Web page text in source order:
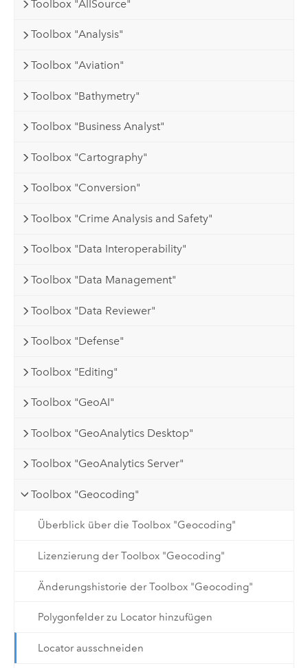
Toolbox "AllSource"
Toolbox "Analysis"
Toolbox "Aviation"
Toolbox "Bathymetry"
Toolbox "Business Analyst"
Toolbox "Cartography"
Toolbox "Conversion"
Toolbox "Crime Analysis and Safety"
Toolbox "Data Interoperability"
Toolbox "Data Management"
Toolbox "Data Reviewer"
Toolbox "Defense"
Toolbox "Editing"
Toolbox "GeoAI"
Toolbox "GeoAnalytics Desktop"
Toolbox "GeoAnalytics Server"
Toolbox "Geocoding"
Überblick über die Toolbox "Geocoding"
Lizenzierung der Toolbox "Geocoding"
Änderungshistorie der Toolbox "Geocoding"
Polygonfelder zu Locator hinzufügen
Locator ausschneiden